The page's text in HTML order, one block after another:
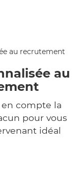
au
compte la
pour vous
idéal